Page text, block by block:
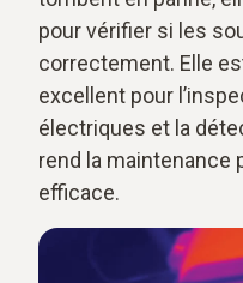
pour vérifier si les
correctement. Elle
excellent pour
électriques et la
rend la maintenance
efficace.